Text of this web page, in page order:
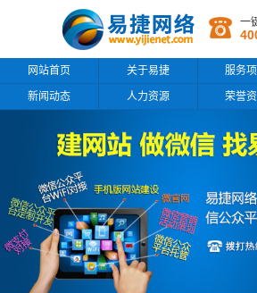
一
网站首页 关于易捷 服务项
新闻动态 人力资源 荣誉